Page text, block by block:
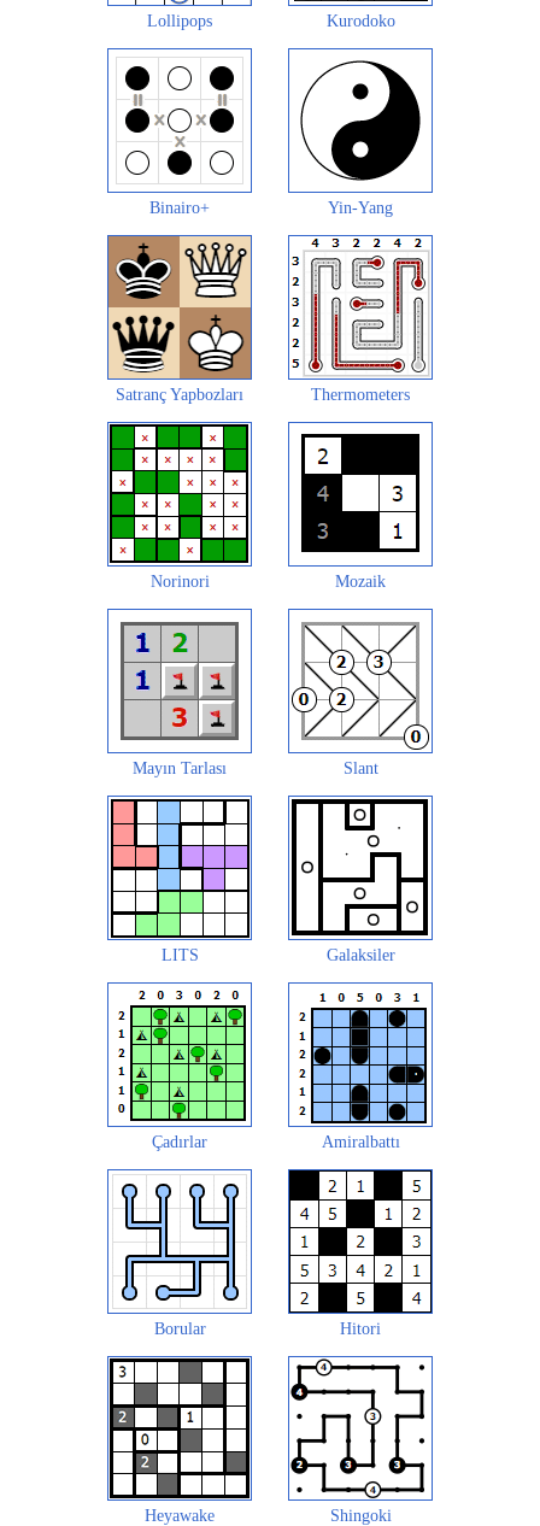
Lollipops Kurodoko
Binairo+ Yin-Yang
Satranç Yapbozları Thermometers
Norinori Mozaik
Mayın Tarlası Slant
LITS Galaksiler
Çadırlar Amiralbattı
Borular Hitori
Heyawake Shingoki